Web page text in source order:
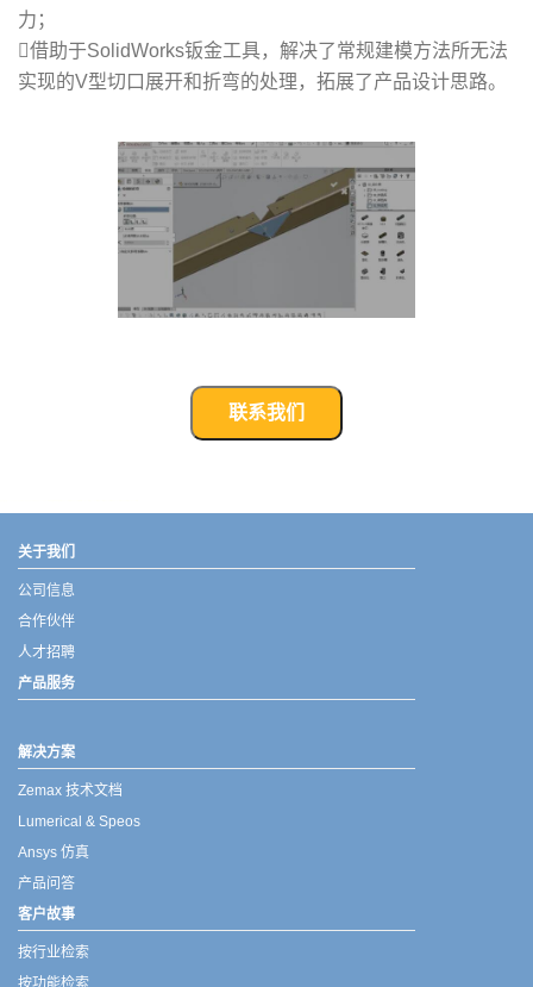
力；
借助于SolidWorks钣金工具，解决了常规建模方法所无法
实现的V型切口展开和折弯的处理，拓展了产品设计思路。
联系我们
关于我们
公司信息
合作伙伴
人才招聘
产品服务
解决方案
Zemax 技术文档
Lumerical & Speos
Ansys 仿真
产品问答
客户故事
按行业检索
按功能检索